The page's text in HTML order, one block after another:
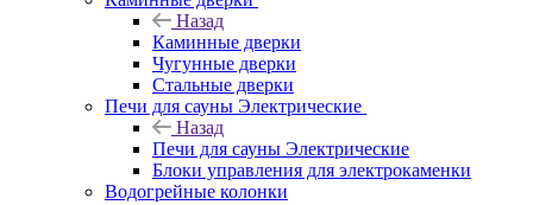
Назад
Каминные дверки
Чугунные дверки
Стальные дверки
Печи для сауны Электрические
Назад
Печи для сауны Электрические
Блоки управления для электрокаменки
Водогрейные колонки